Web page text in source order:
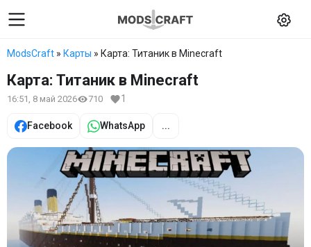
ModsCraft » Карты » Карта: Титаник в Minecraft
Карта: Титаник в Minecraft
16:51, 8 май 2026 710 1
Facebook WhatsApp ...